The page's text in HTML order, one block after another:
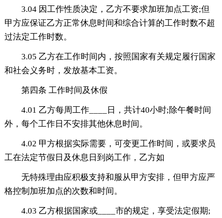
3.04 因工作性质决定，乙方不要求加班加点工资;但
甲方应保证乙方正常休息时间和综合计算的工作时数不超
过法定工作时数。
3.05 乙方在工作时间内，按照国家有关规定履行国家
和社会义务时，发放基本工资。
第四条 工作时间及休假
4.01 乙方每周工作____日，共计40小时;除午餐时间
外，每个工作日不安排其他休息时间。
4.02 甲方根据实际需要，可变更工作时间，或要求员
工在法定节假日及休息日到岗工作，乙方如
无特殊理由应积极支持和服从甲方安排，但甲方应严
格控制加班加点的次数和时间。
4.03 乙方根据国家或____市的规定，享受法定假期;